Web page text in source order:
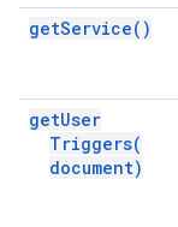
getService( )
getUser
Triggers(
document)